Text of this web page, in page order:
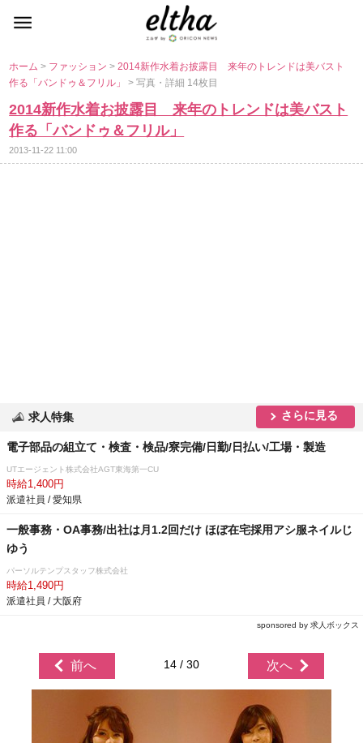
ホーム> ファッション>2014新作水着お披露目 来年のトレンドは美バスト
作る「バンドゥ＆フリル」> 写真・詳細 14枚目
2014新作水着お披露目 来年のトレンドは美バスト
作る「バンドゥ＆フリル」
2013-11-22 11:00
求人特集 さらに見る
電子部品の組立て・検査・検品/寮完備/日勤/日払い/工場・製造
UTエージェント株式会社AGT東海第一CU
時給1,400円
派遣社員 / 愛知県
一般事務・OA事務/出社は月1.2回だけ ほぼ在宅採用アシ服ネイルじ
ゆう
パーソルテンプスタッフ株式会社
時給1,490円
派遣社員 / 大阪府
sponsored by 求人ボックス
前へ 14 / 30 次へ